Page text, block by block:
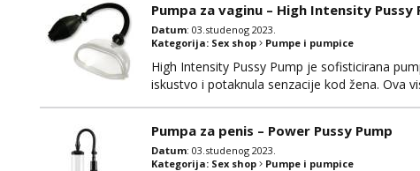
Pumpa za vaginu – High Intensity Pussy
Datum: 03.studenog 2023.
Kategorija: Sex shop Pumpe i pumpice
High Intensity Pussy Pump je sofisticirana
iskustvo i potaknula senzacije kod žena. Ova
Pumpa za penis – Power Pussy Pump
Datum: 03.studenog 2023.
Kategorija: Sex shop Pumpe i pumpice